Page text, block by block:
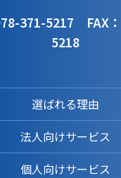
371-5217 FAX
5218
選ばれる理由
法人向けサービス
個人向けサービス